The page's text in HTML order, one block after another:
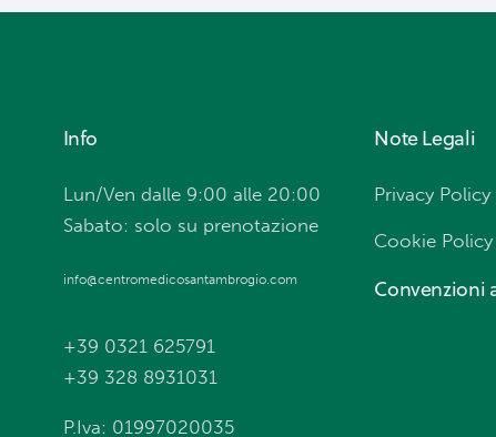
Info
Lun/Ven dalle 9:00 alle 20:00
Sabato: solo su prenotazione
info@centromedicosantambrogio.com
+39 0321 625791
+39 328 8931031
P.Iva: 01997020035
Note Legali
Privacy Policy
Cookie Policy
Convenzioni